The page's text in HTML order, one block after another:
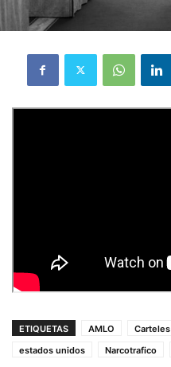
ETIQUETAS AMLO Carteles
estados unidos
Narcotrafico